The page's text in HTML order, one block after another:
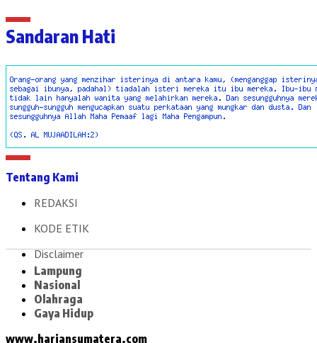
Sandaran Hati
Tentang Kami
REDAKSI
KODE ETIK
Disclaimer
Lampung
Nasional
Olahraga
Gaya Hidup
www.hariansumatera.com